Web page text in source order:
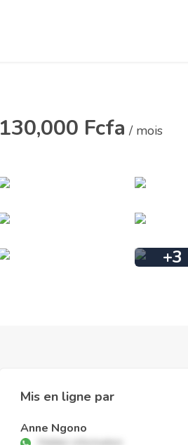
130,000 Fcfa / mois
+3
Mis en ligne par
Anne Ngono